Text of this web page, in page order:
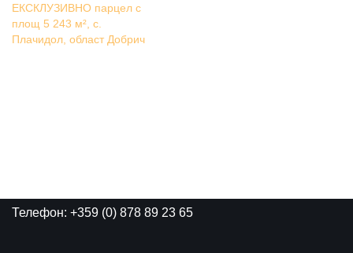
ЕКСКЛУЗИВНО парцел с
площ 5 243 м², с.
Плачидол, област Добрич
Телефон: +359 (0) 878 89 23 65